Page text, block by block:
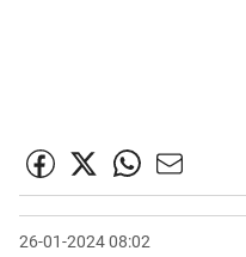
26-01-2024 08:02